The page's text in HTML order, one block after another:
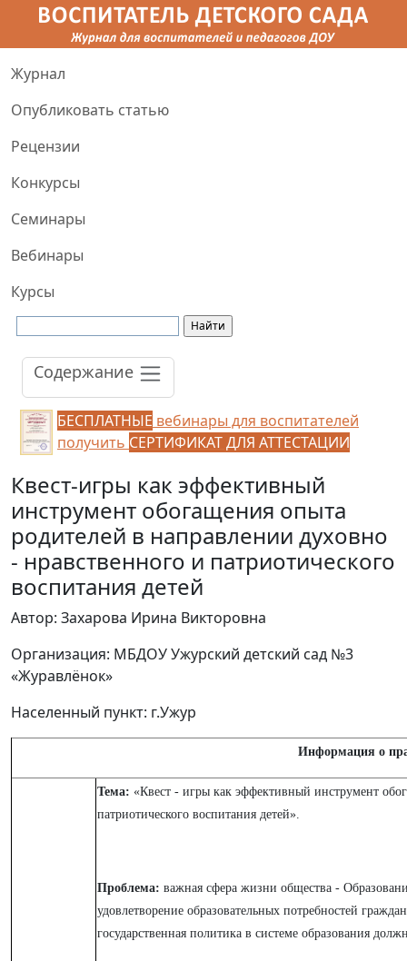
Журнал
Опубликовать статью
Рецензии
Конкурсы
Семинары
Вебинары
Курсы
Содержание
БЕСПЛАТНЫЕ вебинары для воспитателей
получить СЕРТИФИКАТ ДЛЯ АТТЕСТАЦИИ
Квест-игры как эффективный
инструмент обогащения опыта
родителей в направлении духовно
- нравственного и патриотического
воспитания детей
Автор: Захарова Ирина Викторовна
Организация: МБДОУ Ужурский детский сад №3
«Журавлёнок»
Населенный пункт: г.Ужур
Информация о
Тема: «Квест - игры как эффективный инструмент
патриотического воспитания детей».
Проблема: важная сфера жизни общества -
удовлетворение образовательных потребностей
государственная политика в системе образования